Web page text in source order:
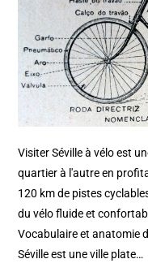
Visiter Séville à vélo est
quartier à l'autre en
120 km de pistes
du vélo fluide et
Vocabulaire et anatomie
Séville est une ville plate…